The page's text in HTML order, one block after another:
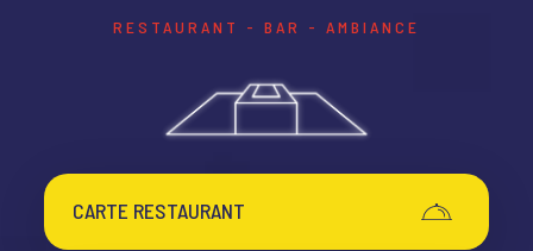
RESTAURANT - BAR - AMBIANCE
CARTE RESTAURANT